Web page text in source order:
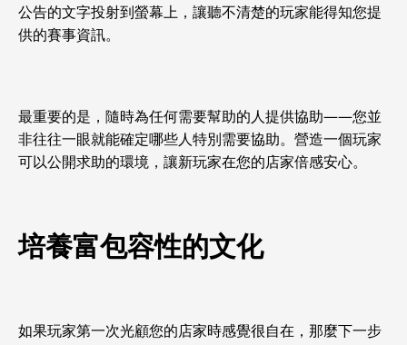
公告的文字投射到螢幕上，讓聽不清楚的玩家能得知您提
供的賽事資訊。
最重要的是，隨時為任何需要幫助的人提供協助——您並
非往往一眼就能確定哪些人特別需要協助。營造一個玩家
可以公開求助的環境，讓新玩家在您的店家倍感安心。
培養富包容性的文化
如果玩家第一次光顧您的店家時感覺很自在，那麼下一步